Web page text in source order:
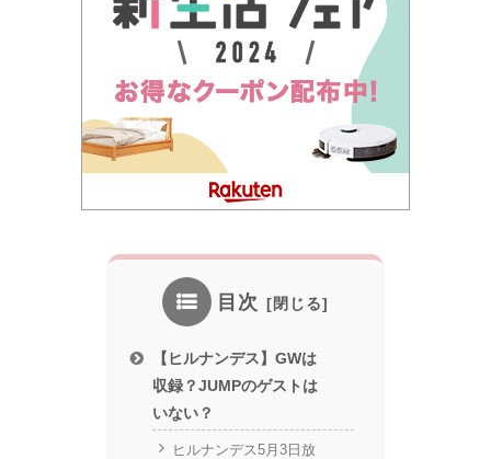
目次
【ヒルナンデス】GWは
収録？JUMPのゲストは
いない？
ヒルナンデス5月3日放